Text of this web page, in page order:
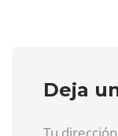
Deja
Tu